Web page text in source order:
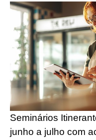
Seminários
junho a julho com